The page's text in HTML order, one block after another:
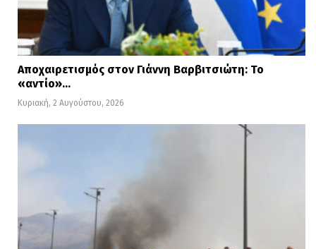
Αποχαιρετισμός στον Γιάννη Βαρβιτσιώτη: Το
«αντίο»…
Κυριακή, 2 Αυγούστου, 2026